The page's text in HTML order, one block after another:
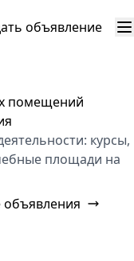
объявление
помещений
курсы,
площади на
объявления